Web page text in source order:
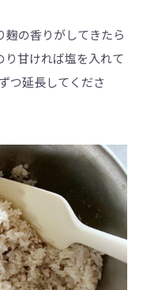
麹の香りがしてきたら
甘ければ塩を入れて
つ延長してくださ